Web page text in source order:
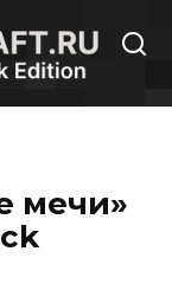
мечи»